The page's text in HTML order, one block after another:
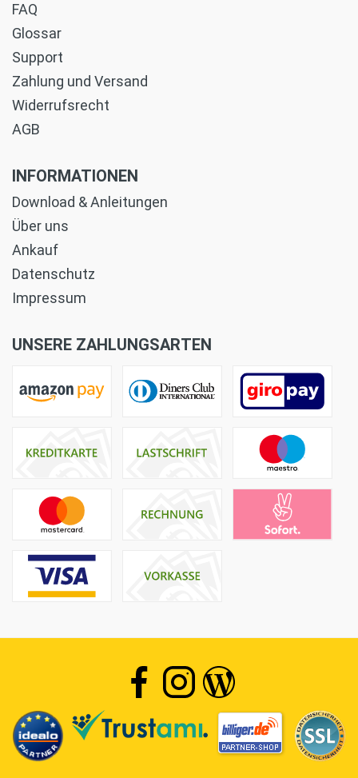
FAQ
Glossar
Support
Zahlung und Versand
Widerrufsrecht
AGB
INFORMATIONEN
Download & Anleitungen
Über uns
Ankauf
Datenschutz
Impressum
UNSERE ZAHLUNGSARTEN